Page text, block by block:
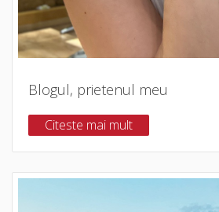
Blogul, prietenul meu
Citeste mai mult